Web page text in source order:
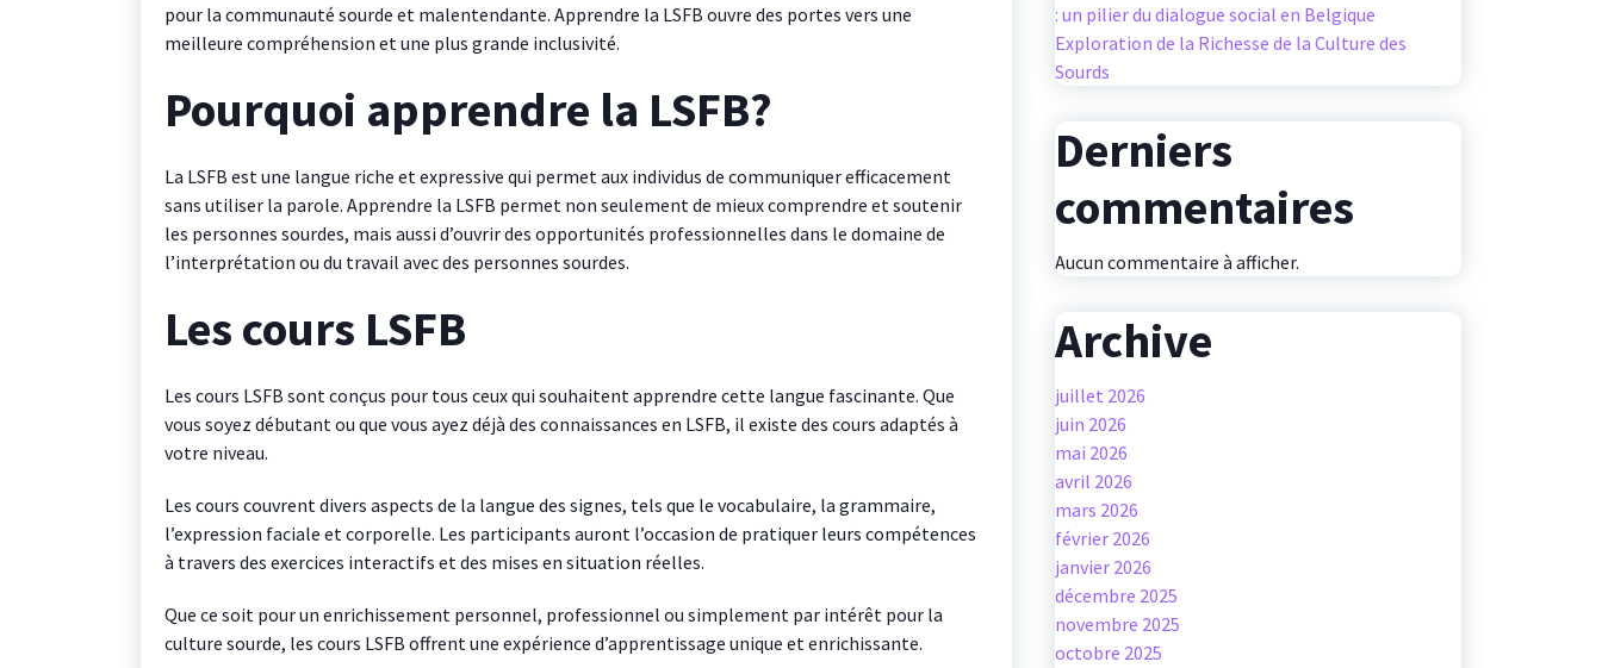
pour la communauté sourde et malentendante. Apprendre la LSFB ouvre des portes vers une
meilleure compréhension et une plus grande inclusivité.
Pourquoi apprendre la LSFB?
La LSFB est une langue riche et expressive qui permet aux individus de communiquer efficacement
sans utiliser la parole. Apprendre la LSFB permet non seulement de mieux comprendre et soutenir
les personnes sourdes, mais aussi d’ouvrir des opportunités professionnelles dans le domaine de
l’interprétation ou du travail avec des personnes sourdes.
Les cours LSFB
Les cours LSFB sont conçus pour tous ceux qui souhaitent apprendre cette langue fascinante. Que
vous soyez débutant ou que vous ayez déjà des connaissances en LSFB, il existe des cours adaptés à
votre niveau.
Les cours couvrent divers aspects de la langue des signes, tels que le vocabulaire, la grammaire,
l’expression faciale et corporelle. Les participants auront l’occasion de pratiquer leurs compétences
à travers des exercices interactifs et des mises en situation réelles.
Que ce soit pour un enrichissement personnel, professionnel ou simplement par intérêt pour la
culture sourde, les cours LSFB offrent une expérience d’apprentissage unique et enrichissante.
: un pilier du dialogue social en Belgique
Exploration de la Richesse de la Culture des
Sourds
Derniers
commentaires
Aucun commentaire à afficher.
Archive
juillet 2026
juin 2026
mai 2026
avril 2026
mars 2026
février 2026
janvier 2026
décembre 2025
novembre 2025
octobre 2025